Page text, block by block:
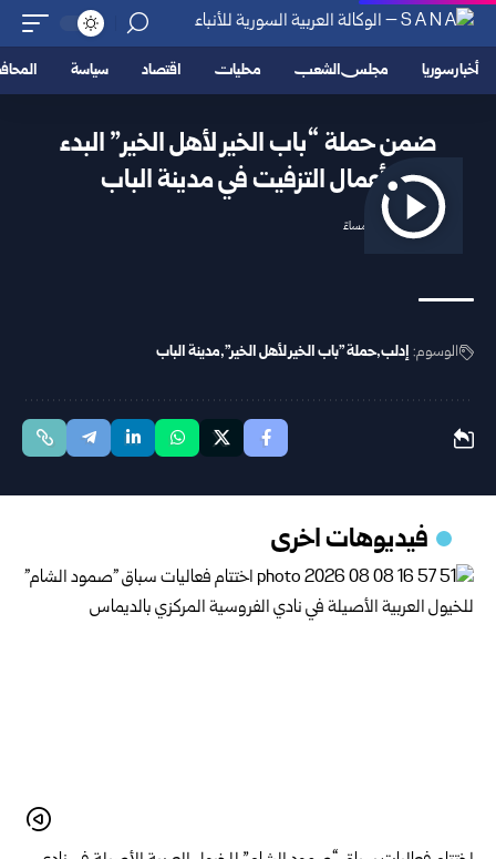
أخبار سوريا مجلس الشعب محليات اقتصاد سياسة
ضمن حملة “باب الخير لأهل الخير” البدء
بأعمال التزفيت في مدينة الباب
2025/10/16 7:11 مساءً
الوسوم: إدلب حملة "باب الخير لأهل الخير" مدينة الباب
فيديوهات اخرى